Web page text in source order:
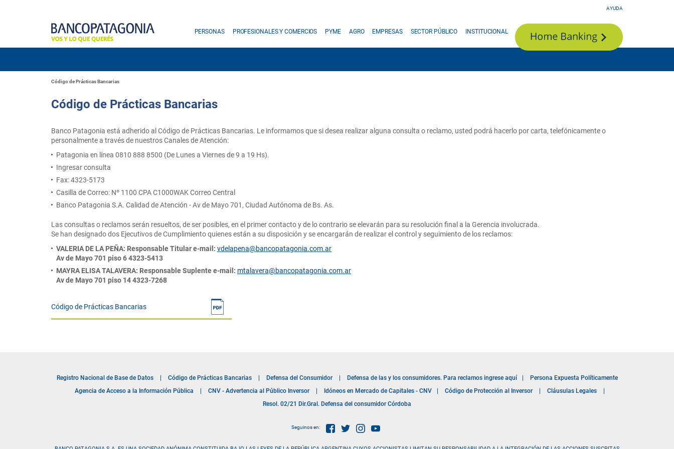
AYUDA
PERSONAS PROFESIONALES Y COMERCIOS PYME AGRO EMPRESAS SECTOR PÚBLICO INSTITUCIONAL
Código de Prácticas Bancarias
Código de Prácticas Bancarias
Banco Patagonia está adherido al Código de Prácticas Bancarias. Le informamos que si desea realizar alguna consulta o reclamo, usted podrá hacerlo por carta, telefónicamente o
personalmente a través de nuestros Canales de Atención:
Patagonia en línea 0810 888 8500 (De Lunes a Viernes de 9 a 19 Hs).
Ingresar consulta
Fax: 4323-5173
Casilla de Correo: Nº 1100 CPA C1000WAK Correo Central
Banco Patagonia S.A. Calidad de Atención - Av de Mayo 701, Ciudad Autónoma de Bs. As.
Las consultas o reclamos serán resueltos, de ser posibles, en el primer contacto y de lo contrario se elevarán para su resolución final a la Gerencia involucrada.
Se han designado dos Ejecutivos de Cumplimiento quienes están a su disposición y se encargarán de realizar el control y seguimiento de los reclamos:
VALERIA DE LA PEÑA: Responsable Titular e-mail: vdelapena@bancopatagonia.com.ar
Av de Mayo 701 piso 6 4323-5413
MAYRA ELISA TALAVERA: Responsable Suplente e-mail: mtalavera@bancopatagonia.com.ar
Av de Mayo 701 piso 14 4323-7268
Código de Prácticas Bancarias
Registro Nacional de Base de Datos Código de Prácticas Bancarias Defensa del Consumidor Defensa de las y los consumidores. Para reclamos ingrese aquí
Persona Expuesta Políticamente
Agencia de Acceso a la Información Pública
CNV - Advertencia al Público Inversor Idóneos en Mercado de Capitales - CNV Código de Protección al Inversor Cláusulas Legales
Resol. 02/21 Dir.Gral. Defensa del consumidor Córdoba
Seguinos en: